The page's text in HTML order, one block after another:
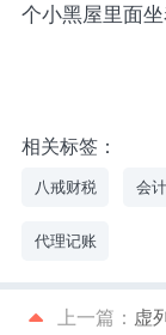
个小黑屋里面坐
相关标签：
八戒财税 会
代理记账
上一篇： 虚